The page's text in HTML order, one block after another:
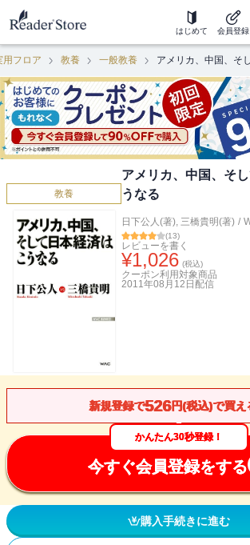
はじめて 会員登録
用フロア 教養 一般教養 アメリカ、中国、そ
教養
アメリカ、中国、そ
うなる
日下公人(著), 三橋貴明(著) /
(13)
レビューを書く
¥1,026 (税込)
クーポン利用対象商品
2011年08月12日 配信
新規登録で526円(税込)で買え
かんたん30秒登録！
今すぐ会員登録をする
購入手続きに進む